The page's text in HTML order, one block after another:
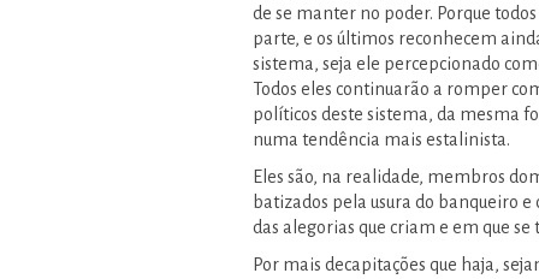
de se manter no poder. Porque
parte, e os últimos reconhecem
sistema, seja ele percepcionado
Todos eles continuarão a romper
políticos deste sistema, da mesma
numa tendência mais estalinista.
Eles são, na realidade, membros
batizados pela usura do banqueiro
das alegorias que criam e em que
Por mais decapitações que haja,